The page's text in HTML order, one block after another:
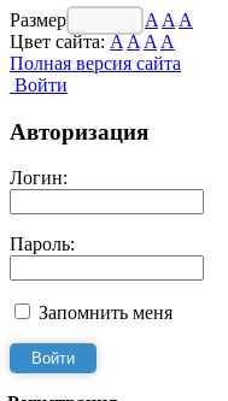
Размер шрифта: A A A
Цвет сайта:AA A A
Полная версия сайта
Войти
Авторизация
Логин:
Пароль:
Запомнить меня